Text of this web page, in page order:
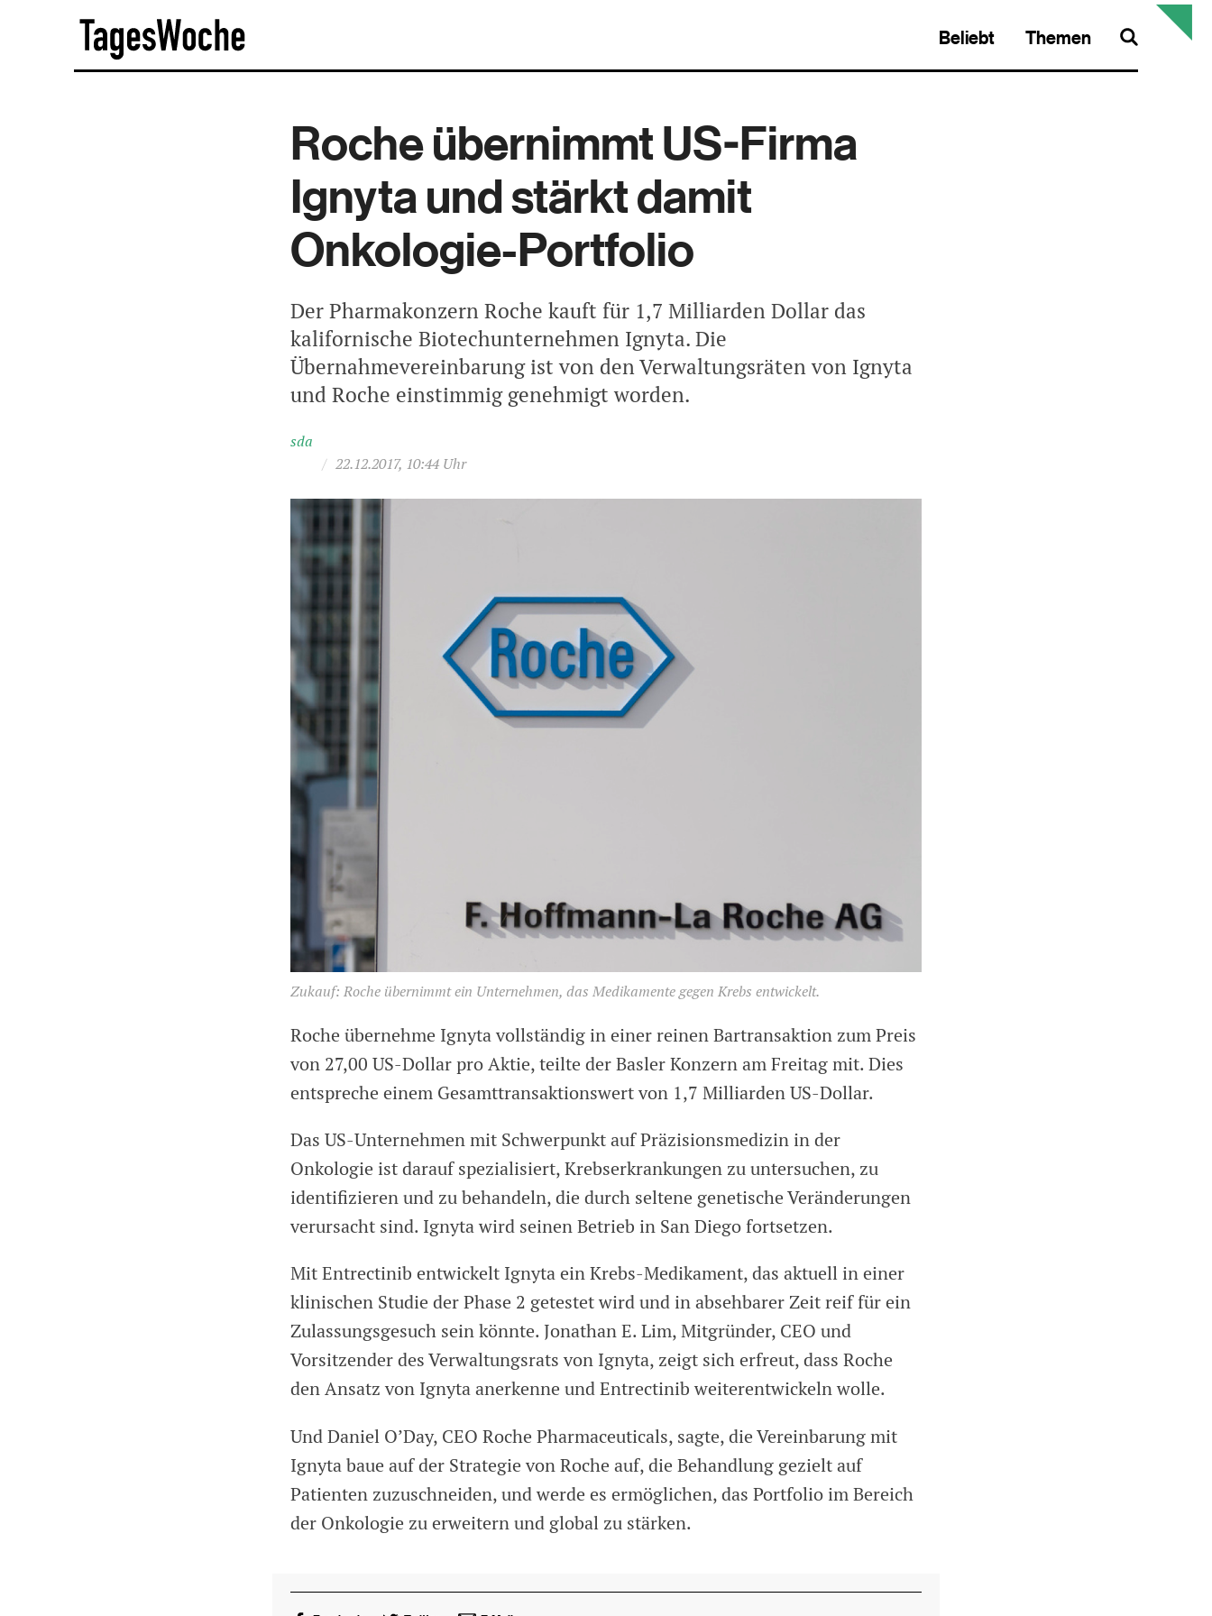
Beliebt Themen
Roche übernimmt US-Firma
Ignyta und stärkt damit
Onkologie-Portfolio
Der Pharmakonzern Roche kauft für 1,7 Milliarden Dollar das
kalifornische Biotechunternehmen Ignyta. Die
Übernahmevereinbarung ist von den Verwaltungsräten von Ignyta
und Roche einstimmig genehmigt worden.
sda
/ 22.12.2017, 10:44 Uhr
Zukauf: Roche übernimmt ein Unternehmen, das Medikamente gegen Krebs entwickelt.
Roche übernehme Ignyta vollständig in einer reinen Bartransaktion zum Preis
von 27,00 US-Dollar pro Aktie, teilte der Basler Konzern am Freitag mit. Dies
entspreche einem Gesamttransaktionswert von 1,7 Milliarden US-Dollar.
Das US-Unternehmen mit Schwerpunkt auf Präzisionsmedizin in der
Onkologie ist darauf spezialisiert, Krebserkrankungen zu untersuchen, zu
identifizieren und zu behandeln, die durch seltene genetische Veränderungen
verursacht sind. Ignyta wird seinen Betrieb in San Diego fortsetzen.
Mit Entrectinib entwickelt Ignyta ein Krebs-Medikament, das aktuell in einer
klinischen Studie der Phase 2 getestet wird und in absehbarer Zeit reif für ein
Zulassungsgesuch sein könnte. Jonathan E. Lim, Mitgründer, CEO und
Vorsitzender des Verwaltungsrats von Ignyta, zeigt sich erfreut, dass Roche
den Ansatz von Ignyta anerkenne und Entrectinib weiterentwickeln wolle.
Und Daniel O’Day, CEO Roche Pharmaceuticals, sagte, die Vereinbarung mit
Ignyta baue auf der Strategie von Roche auf, die Behandlung gezielt auf
Patienten zuzuschneiden, und werde es ermöglichen, das Portfolio im Bereich
der Onkologie zu erweitern und global zu stärken.